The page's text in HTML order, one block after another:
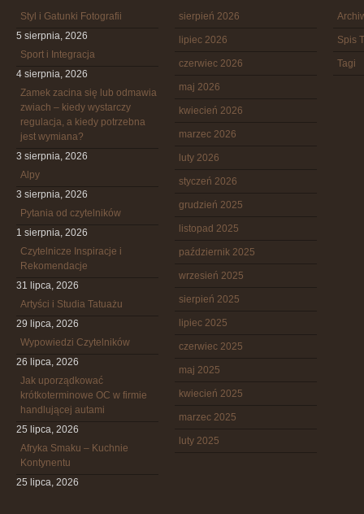
Styl i Gatunki Fotografii
5 sierpnia, 2026
Sport i Integracja
4 sierpnia, 2026
Zamek zacina się lub odmawia
zwiach – kiedy wystarczy
regulacja, a kiedy potrzebna
jest wymiana?
3 sierpnia, 2026
Alpy
3 sierpnia, 2026
Pytania od czytelników
1 sierpnia, 2026
Czytelnicze Inspiracje i
Rekomendacje
31 lipca, 2026
Artyści i Studia Tatuażu
29 lipca, 2026
Wypowiedzi Czytelników
26 lipca, 2026
Jak uporządkować
krótkoterminowe OC w firmie
handlującej autami
25 lipca, 2026
Afryka Smaku – Kuchnie
Kontynentu
25 lipca, 2026
sierpień 2026
lipiec 2026
czerwiec 2026
maj 2026
kwiecień 2026
marzec 2026
luty 2026
styczeń 2026
grudzień 2025
listopad 2025
październik 2025
wrzesień 2025
sierpień 2025
lipiec 2025
czerwiec 2025
maj 2025
kwiecień 2025
marzec 2025
luty 2025
Spis
Tagi